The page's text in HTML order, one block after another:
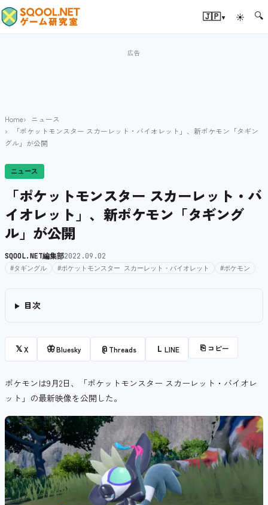
🇯🇵▾ ☀ 🔍
Home
ニュース
「ポケットモンスター スカーレット・バイオレット」、新ポケモン「タギン
グル」が公開
ニュース
「ポケットモンスター スカーレット・バ
イオレット」、新ポケモン「タギング
ル」が公開
SQOOL.NET編集部2022.09.02
#タギングル #ポケットモンスター スカーレット・バイオレット #ポケモン
目次
𝕏X 🦋Bluesky @ Threads L LINE ⎘ コピー
ポケモンは9月2日、「ポケットモンスター スカーレット・バイオレ
ット」の最新映像を公開した。